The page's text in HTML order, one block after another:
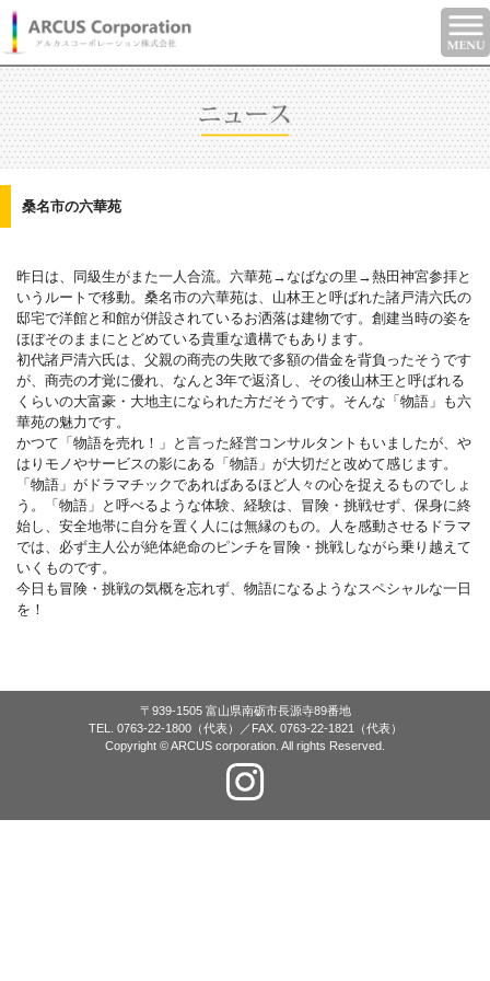
桑名市の六華苑
昨日は、同級生がまた一人合流。六華苑→なばなの里→熱田神宮参拝と
いうルートで移動。桑名市の六華苑は、山林王と呼ばれた諸戸清六氏の
邸宅で洋館と和館が併設されているお洒落は建物です。創建当時の姿を
ほぼそのままにとどめている貴重な遺構でもあります。
初代諸戸清六氏は、父親の商売の失敗で多額の借金を背負ったそうです
が、商売の才覚に優れ、なんと3年で返済し、その後山林王と呼ばれる
くらいの大富豪・大地主になられた方だそうです。そんな「物語」も六
華苑の魅力です。
かつて「物語を売れ！」と言った経営コンサルタントもいましたが、や
はりモノやサービスの影にある「物語」が大切だと改めて感じます。
「物語」がドラマチックであればあるほど人々の心を捉えるものでしょ
う。「物語」と呼べるような体験、経験は、冒険・挑戦せず、保身に終
始し、安全地帯に自分を置く人には無縁のもの。人を感動させるドラマ
では、必ず主人公が絶体絶命のピンチを冒険・挑戦しながら乗り越えて
いくものです。
今日も冒険・挑戦の気概を忘れず、物語になるようなスペシャルな一日
を！
〒939-1505 富山県南砺市長源寺89番地
TEL. 0763-22-1800（代表）／FAX. 0763-22-1821（代表）
Copyright © ARCUS corporation. All rights Reserved.